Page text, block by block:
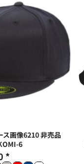
画像6210 非売品
6
*